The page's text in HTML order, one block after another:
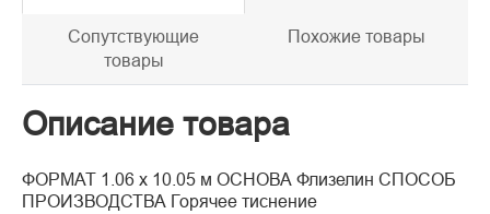
Сопутствующие
товары
Похожие товары
Описание товара
ФОРМАТ 1.06 x 10.05 м ОСНОВА Флизелин СПОСОБ
ПРОИЗВОДСТВА Горячее тиснение